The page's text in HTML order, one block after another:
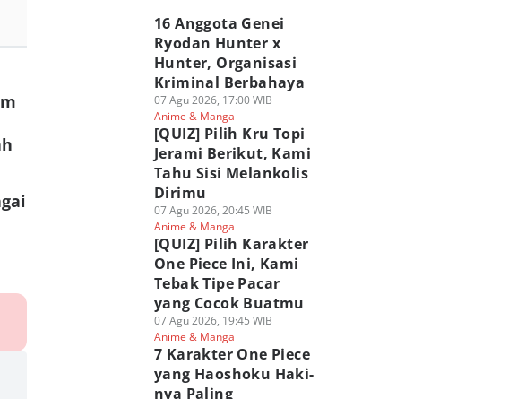
16 Anggota Genei
Ryodan Hunter x
Hunter, Organisasi
Kriminal Berbahaya
07 Agu 2026, 17:00 WIB
Anime & Manga
[QUIZ] Pilih Kru Topi
Jerami Berikut, Kami
Tahu Sisi Melankolis
Dirimu
07 Agu 2026, 20:45 WIB
Anime & Manga
[QUIZ] Pilih Karakter
One Piece Ini, Kami
Tebak Tipe Pacar
yang Cocok Buatmu
07 Agu 2026, 19:45 WIB
Anime & Manga
7 Karakter One Piece
yang Haoshoku Haki-
nya Paling